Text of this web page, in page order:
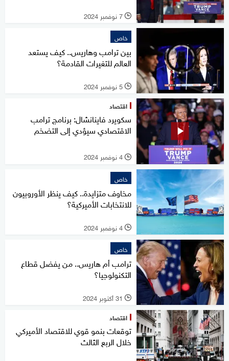
l 7 نوفمبر 2024
خاص
بين ترامب وهاريس.. كيف يستعد
العالم للتغيرات القادمة؟
l 5 نوفمبر 2024
اقتصاد
سكويرد فاينانشال: برنامج ترامب
الاقتصادي سيؤدي إلى التضخم
l 4 نوفمبر 2024
خاص
مخاوف متزايدة.. كيف ينظر الأوروبيون
للانتخابات الأميركية؟
l 4 نوفمبر 2024
خاص
ترامب أم هاريس.. من يفضل قطاع
التكنولوجيا؟
l 31 أكتوبر 2024
اقتصاد
توقعات بنمو قوي للاقتصاد الأميركي
خلال الربع الثالث